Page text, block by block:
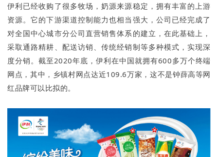
伊利已经收购了很多牧场，奶源来源稳定，拥有丰富的上游
资源。它的下游渠道控制能力也相当强大，公司已经完成了
对全国中心城市分公司直营销售体系的建立，在此基础上，
采取通路精耕、配送访销、传统经销制等多种模式，实现深
度分销。截至2020年底，伊利在中国就拥有600多万个终端
网点，其中，乡镇村网点达近109.6万家，这不是钟薛高等网
红品牌可以比拟的。